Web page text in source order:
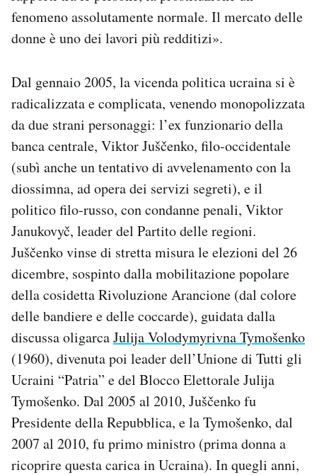
fenomeno assolutamente normale. Il mercato delle
donne è uno dei lavori più redditizi».
Dal gennaio 2005, la vicenda politica ucraina si è
radicalizzata e complicata, venendo monopolizzata
da due strani personaggi: l’ex funzionario della
banca centrale, Viktor Juščenko, filo-occidentale
(subì anche un tentativo di avvelenamento con la
diossimna, ad opera dei servizi segreti), e il
politico filo-russo, con condanne penali, Viktor
Janukovyč, leader del Partito delle regioni.
Juščenko vinse di stretta misura le elezioni del 26
dicembre, sospinto dalla mobilitazione popolare
della cosidetta Rivoluzione Arancione (dal colore
delle bandiere e delle coccarde), guidata dalla
discussa oligarcaJulija Volodymyrivna Tymošenko
(1960), divenuta poi leader dell’Unione di Tutti gli
Ucraini “Patria” e del Blocco Elettorale Julija
Tymošenko. Dal 2005 al 2010, Juščenko fu
Presidente della Repubblica, e la Tymošenko, dal
2007 al 2010, fu primo ministro (prima donna a
ricoprire questa carica in Ucraina). In quegli anni,